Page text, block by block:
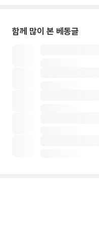
함께 많이 본 베동글